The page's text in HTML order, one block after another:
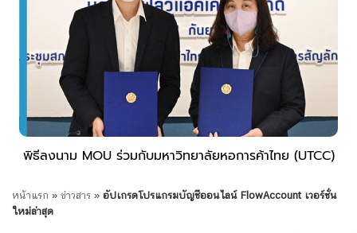
พิธีลงนาม MOU ร่วมกับมหาวิทยาลัยหอการค้าไทย (UTCC)
หน้าแรก » ข่าวสาร » อัปเกรดโปรแกรมบัญชีออนไลน์ FlowAccount เวอร์ชั่น
ใหม่ล่าสุด